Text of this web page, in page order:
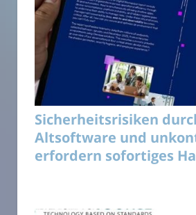
Sicherheitsrisiken
Altsoftware und
erfordern sofortiges